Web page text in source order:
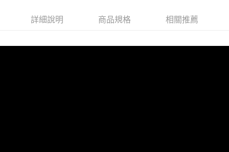
冷凍宅配
外島冷凍宅配
詳細說明 商品規格 相關推薦